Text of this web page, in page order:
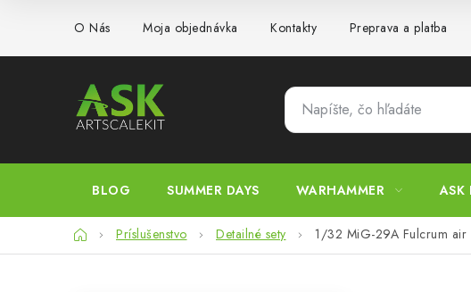
obsah
O Nás Moja objednávka Kontakty Preprava a platba
BLOG SUMMER DAYS WARHAMMER ASK
DomovPríslušenstvo Detailné sety 1/32 MiG-29A Fulcrum air